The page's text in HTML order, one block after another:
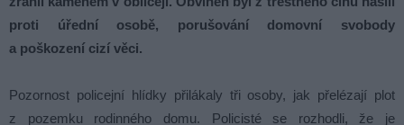
proti úřední osobě, porušování domovní svobody
a poškození cizí věci.
Pozornost policejní hlídky přilákaly tři osoby, jak přelézají plot
z pozemku rodinného domu. Policisté se rozhodli, že je